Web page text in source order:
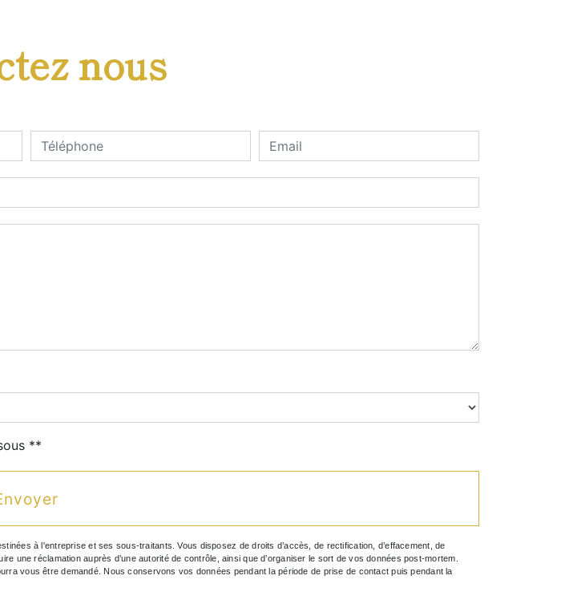
nous
**
à l'entreprise et ses sous-traitants. Vous disposez de droits d’accès, de rectification, d’effacement, de
une réclamation auprès d’une autorité de contrôle, ainsi que d’organiser le sort de vos données post-mortem.
vous être demandé. Nous conservons vos données pendant la période de prise de contact puis pendant la